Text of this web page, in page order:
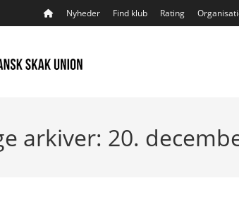
Nyheder Find klub Rating
arkiver: 20.